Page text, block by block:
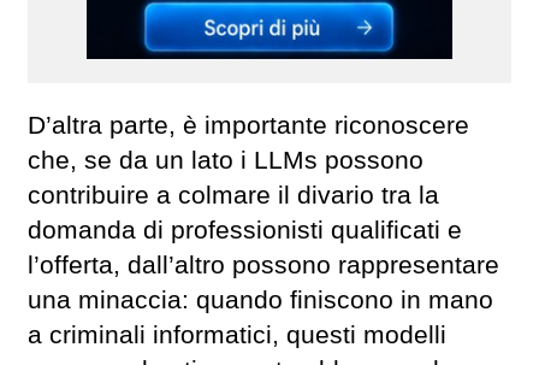
D’altra parte, è importante riconoscere
che, se da un lato i LLMs possono
contribuire a colmare il divario tra la
domanda di professionisti qualificati e
l’offerta, dall’altro possono rappresentare
una minaccia: quando finiscono in mano
a criminali informatici, questi modelli